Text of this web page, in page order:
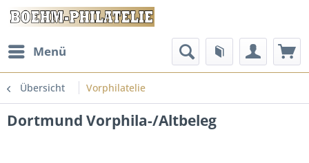
Menü
Übersicht Vorphilatelie
Dortmund Vorphila-/Altbeleg